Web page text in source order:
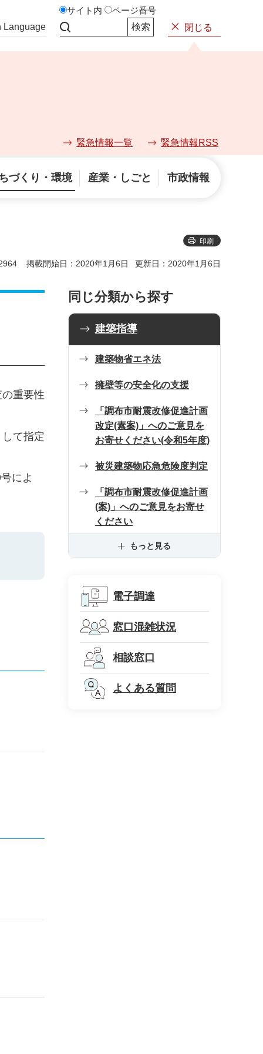
Language
サイト内 ページ番号
閉じる
緊急情報一覧 緊急情報RSS
づくり・環境 産業・しごと 市政情報
印刷
掲載開始日：2020年1月6日 更新日：2020年1月6日
重要性
て指定
によ
同じ分類から探す
建築指導
建築物省エネ法
擁壁等の安全化の支援
「調布市耐震改修促進計画
改定(素案)」へのご意見を
お寄せください(令和5年度)
被災建築物応急危険度判定
「調布市耐震改修促進計画
(案)」へのご意見をお寄せ
ください
もっと見る
電子調達
窓口混雑状況
相談窓口
よくある質問